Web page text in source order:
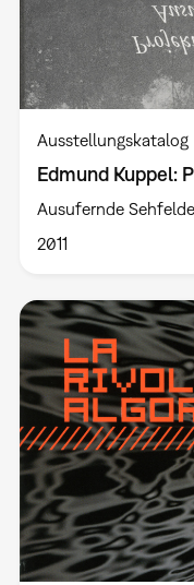
Ausstellungskatalog
Edmund Kuppel:
Ausufernde
2011